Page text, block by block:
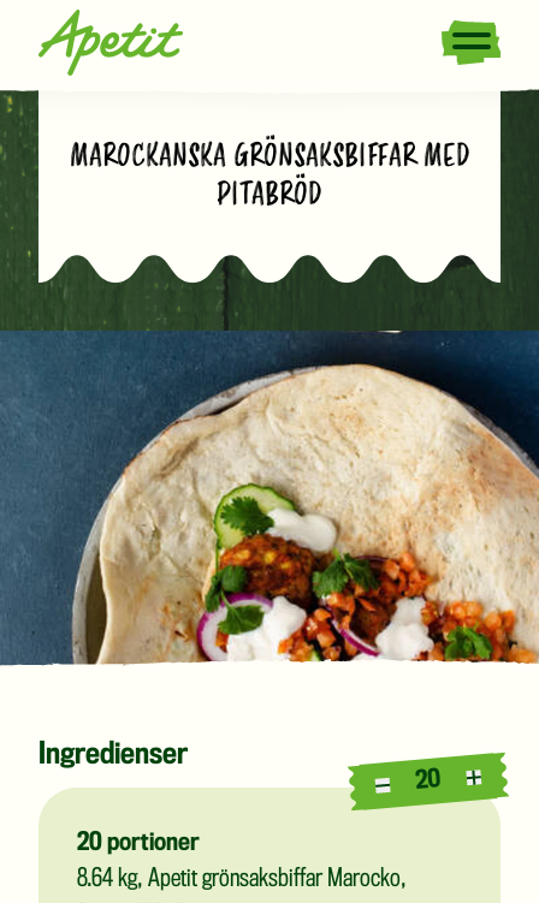
MAROCKANSKA GRÖNSAKSBIFFAR MED
PITABRÖD
Ingredienser
20
20 portioner
8.64 kg, Apetit grönsaksbiffar Marocko,